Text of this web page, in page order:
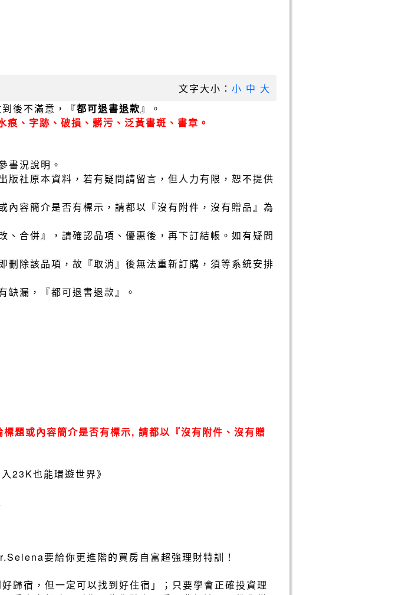
文字大小： 小 中 大
後不滿意，『都可退書退款』。
、字跡、破損、髒污、泛黃書斑、書章。
書況說明。
版社原本資料，若有疑問請留言，但人力有限，恕不提供
內容簡介是否有標示，請都以『沒有附件，沒有贈品』為
、合併』，請確認品項、優惠後，再下訂結帳。如有疑問
刪除該品項，故『取消』後無法重新訂購，須等系統安排
缺漏，『都可退書退款』。
題或內容簡介是否有標示, 請都以『沒有附件、沒有贈
23K也能環遊世界》
要給你更進階的買房自富超強理財特訓！
歸宿，但一定可以找到好住宿」；只要學會正確投資理